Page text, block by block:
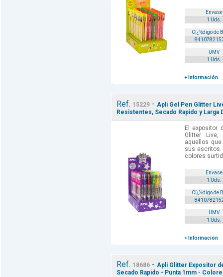
Envase
1 Uds.
Cï¿½digo de
UMV
1 Uds.
+ Información
Ref. 15229- Apli Gel Pen Glitter
Resistentes, Secado Rapido y
El expositor
Glitter
aquellos
sus
colores
Envase
1 Uds.
Cï¿½digo de
UMV
1 Uds.
+ Información
Ref. 18686- Apli Glitter Expositor
Secado Rapido - Punta 1mm -